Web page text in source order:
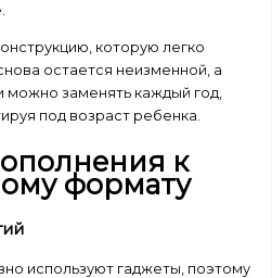
которую легко
остается неизменной, а
можно заменять каждый год,
под возраст ребенка.
к
формату
используют гаджеты, поэтому